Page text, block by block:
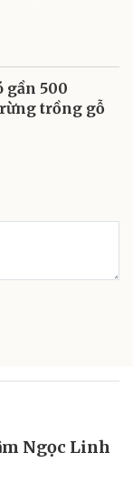
gần 500
trồng gỗ
Ngọc Linh